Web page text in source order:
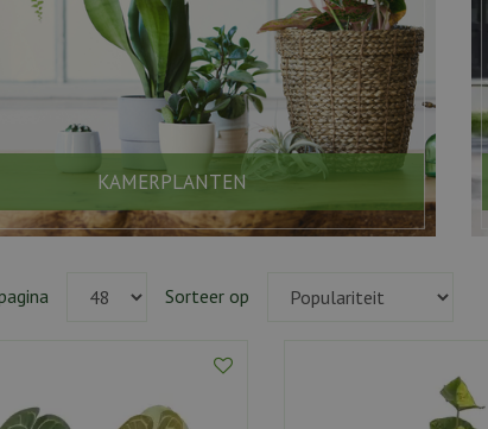
KAMERPLANTEN
Sorteer op